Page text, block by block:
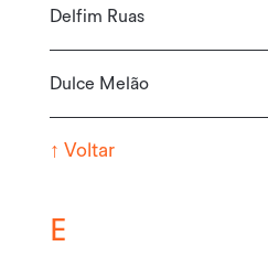
Delfim Ruas
Dulce Melão
↑ Voltar
E